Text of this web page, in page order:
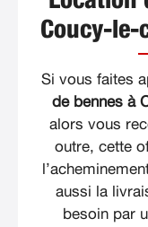
Coucy-
Si vous faites
de bennes à
alors vous
outre, cette
aussi la
besoin par